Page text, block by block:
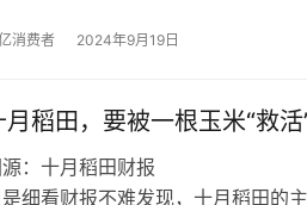
“疯狂小杨哥”在直播间宣传售卖的“香
消费者 2024年9月19日
月稻田，要被一根玉米“救活
：十月稻田财报
是细看财报不难发现，十月稻田的